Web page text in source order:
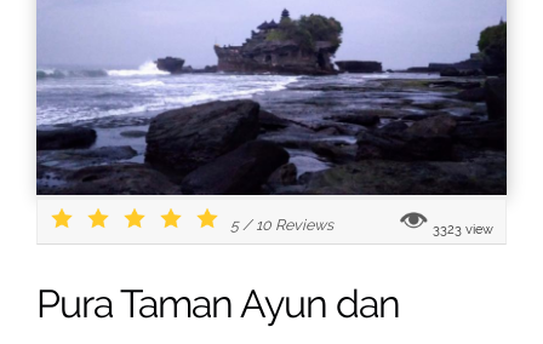
5/ 10 Reviews 3323 view
Pura Taman Ayun dan